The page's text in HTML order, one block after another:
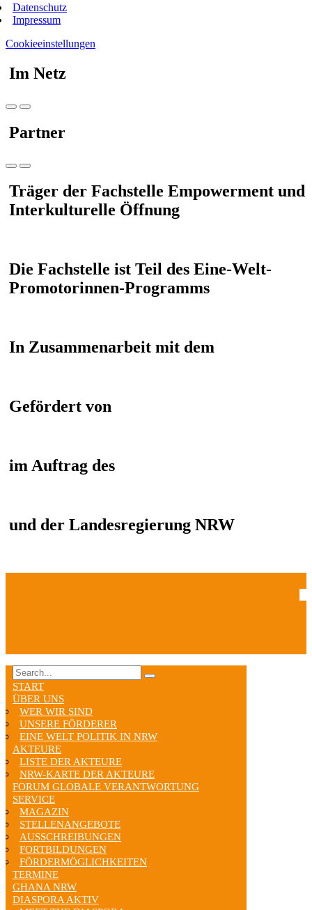
Datenschutz
Impressum
Cookieeinstellungen
Im Netz
Partner
Träger der Fachstelle Empowerment und
Interkulturelle Öffnung
Die Fachstelle ist Teil des Eine-Welt-
Promotorinnen-Programms
In Zusammenarbeit mit dem
Gefördert von
im Auftrag des
und der Landesregierung NRW
START
ÜBER UNS
WER WIR SIND
UNSERE FÖRDERER
EINE WELT POLITIK IN NRW
AKTEURE
LISTE DER AKTEURE
NRW-KARTE DER AKTEURE
FORUM GLOBALE VERANTWORTUNG
SERVICE
MAGAZIN
STELLENANGEBOTE
AUSSCHREIBUNGEN
FORTBILDUNGEN
FÖRDERMÖGLICHKEITEN
TERMINE
GHANA NRW
DIASPORA AKTIV